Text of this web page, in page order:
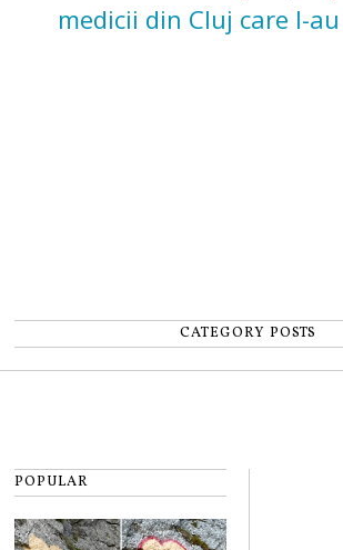
medicii din Cluj care l-
CATEGORY POSTS
POPULAR